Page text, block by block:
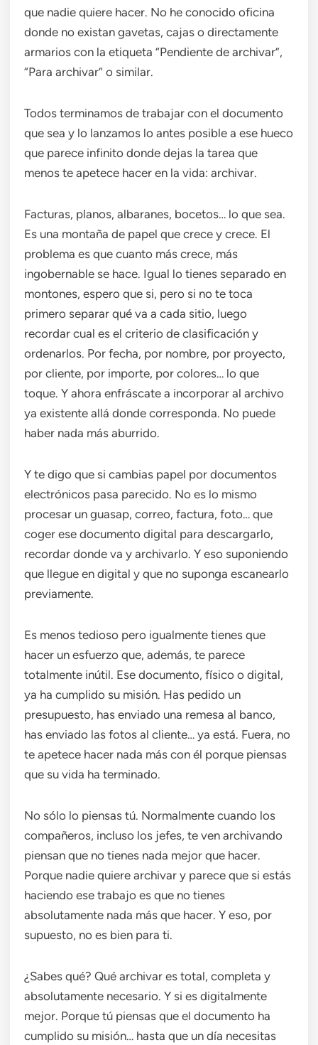
que nadie quiere hacer. No he conocido oficina
donde no existan gavetas, cajas o directamente
armarios con la etiqueta “Pendiente de archivar”,
“Para archivar” o similar.
Todos terminamos de trabajar con el documento
que sea y lo lanzamos lo antes posible a ese hueco
que parece infinito donde dejas la tarea que
menos te apetece hacer en la vida: archivar.
Facturas, planos, albaranes, bocetos… lo que sea.
Es una montaña de papel que crece y crece. El
problema es que cuanto más crece, más
ingobernable se hace. Igual lo tienes separado en
montones, espero que si, pero si no te toca
primero separar qué va a cada sitio, luego
recordar cual es el criterio de clasificación y
ordenarlos. Por fecha, por nombre, por proyecto,
por cliente, por importe, por colores… lo que
toque. Y ahora enfráscate a incorporar al archivo
ya existente allá donde corresponda. No puede
haber nada más aburrido.
Y te digo que si cambias papel por documentos
electrónicos pasa parecido. No es lo mismo
procesar un guasap, correo, factura, foto… que
coger ese documento digital para descargarlo,
recordar donde va y archivarlo. Y eso suponiendo
que llegue en digital y que no suponga escanearlo
previamente.
Es menos tedioso pero igualmente tienes que
hacer un esfuerzo que, además, te parece
totalmente inútil. Ese documento, físico o digital,
ya ha cumplido su misión. Has pedido un
presupuesto, has enviado una remesa al banco,
has enviado las fotos al cliente… ya está. Fuera, no
te apetece hacer nada más con él porque piensas
que su vida ha terminado.
No sólo lo piensas tú. Normalmente cuando los
compañeros, incluso los jefes, te ven archivando
piensan que no tienes nada mejor que hacer.
Porque nadie quiere archivar y parece que si estás
haciendo ese trabajo es que no tienes
absolutamente nada más que hacer. Y eso, por
supuesto, no es bien para ti.
¿Sabes qué? Qué archivar es total, completa y
absolutamente necesario. Y si es digitalmente
mejor. Porque tú piensas que el documento ha
cumplido su misión… hasta que un día necesitas